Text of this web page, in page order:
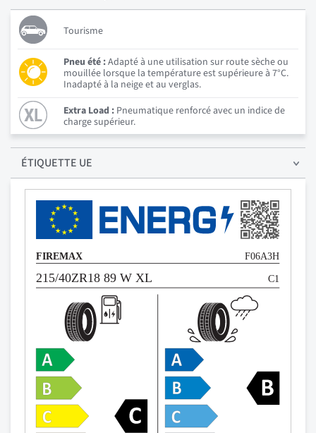
Tourisme
Pneu été :Adapté à une utilisation sur route sèche ou
mouillée lorsque la température est supérieure à 7°C.
Inadapté à la neige et au verglas.
Extra Load : Pneumatique renforcé avec un indice de
charge supérieur.
ÉTIQUETTE UE